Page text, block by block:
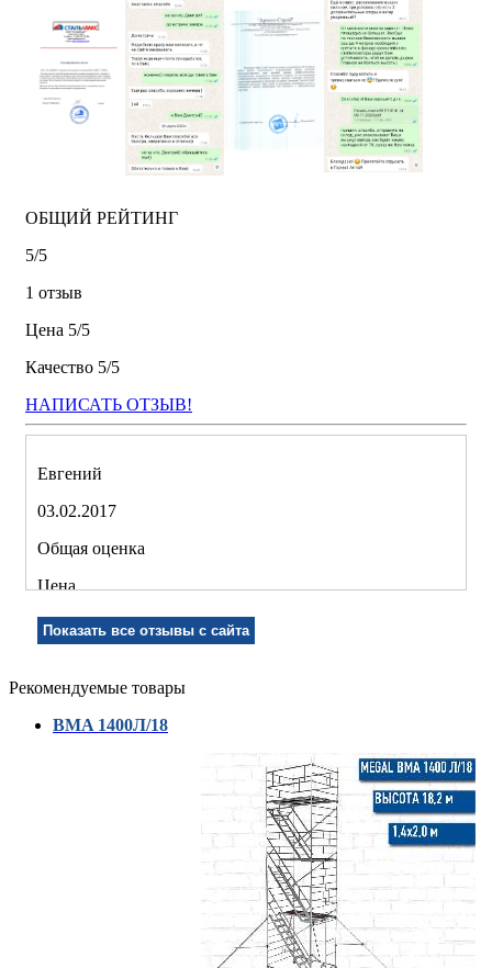
ОБЩИЙ РЕЙТИНГ
5/5
1 отзыв
Цена 5/5
Качество 5/5
НАПИСАТЬ ОТЗЫВ!
Евгений
03.02.2017
Общая оценка
Цена
Качество
Рекомендую!
Комментарий:
Хорошая вышка, удобная в эксплуатации. Достаточно
легкая и собирается быстро. В компании быстро
подобрали нужную, забирал самовывозом.
Показать все отзывы с сайта
Рекомендуемые товары
BMA 1400Л/18